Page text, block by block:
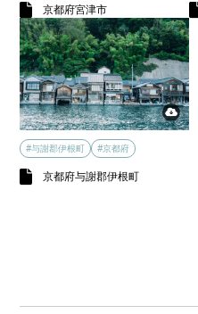
京都府宮津市
#与謝郡伊根町 #京都府
京都府与謝郡伊根町